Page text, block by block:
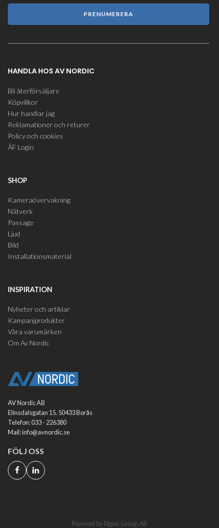
PRENUMERERA
AV Nordic AB
Elinsdalsgatan 15. 50433 Borås
Telefon: 033 - 226380
Mail: info@avnordic.se
FÖLJ OSS
HANDLA HOS AV NORDIC
Bli återförsäljare
Köpvillkor
Hur handlar jag
Reklamationer och returer
Policy och cookies
ÅF Login
SHOP
Kameraövervakning
Nätverk
Passage
Ljud
Bild
Installationsmaterial
INSPIRATION
Nyheter och artiklar
Kampanjprodukter
Våra varumärken
Om Av Nordic
Powered by Ngine Group AB